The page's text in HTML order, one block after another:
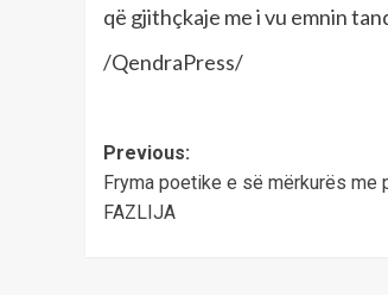
që gjithçkaje me i vu emnin
/QendraPress/
Post
navigation
Previous:
Fryma poetike e së mërkurës me
FAZLIJA